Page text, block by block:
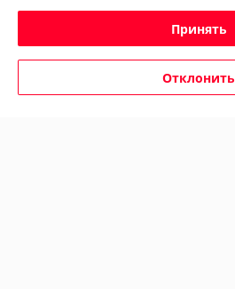
Политика обработки cookies
Сайт создан на платформе Deal.by
Принять
Отклонить